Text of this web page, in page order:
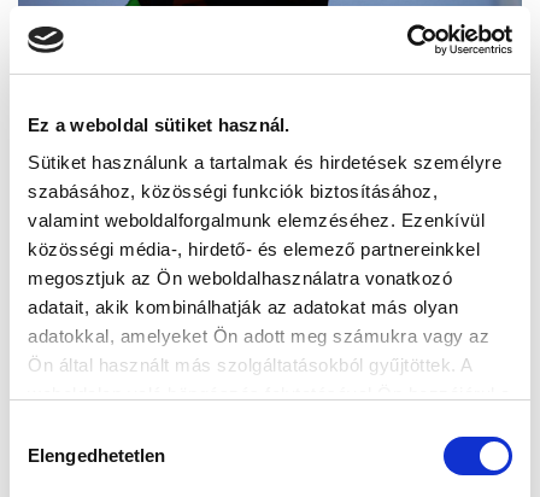
Ez a weboldal sütiket használ.
Sütiket használunk a tartalmak és hirdetések személyre
szabásához, közösségi funkciók biztosításához,
valamint weboldalforgalmunk elemzéséhez. Ezenkívül
közösségi média-, hirdető- és elemező partnereinkkel
megosztjuk az Ön weboldalhasználatra vonatkozó
adatait, akik kombinálhatják az adatokat más olyan
adatokkal, amelyeket Ön adott meg számukra vagy az
Ön által használt más szolgáltatásokból gyűjtöttek. A
kiválasztása
Elengedhetetlen